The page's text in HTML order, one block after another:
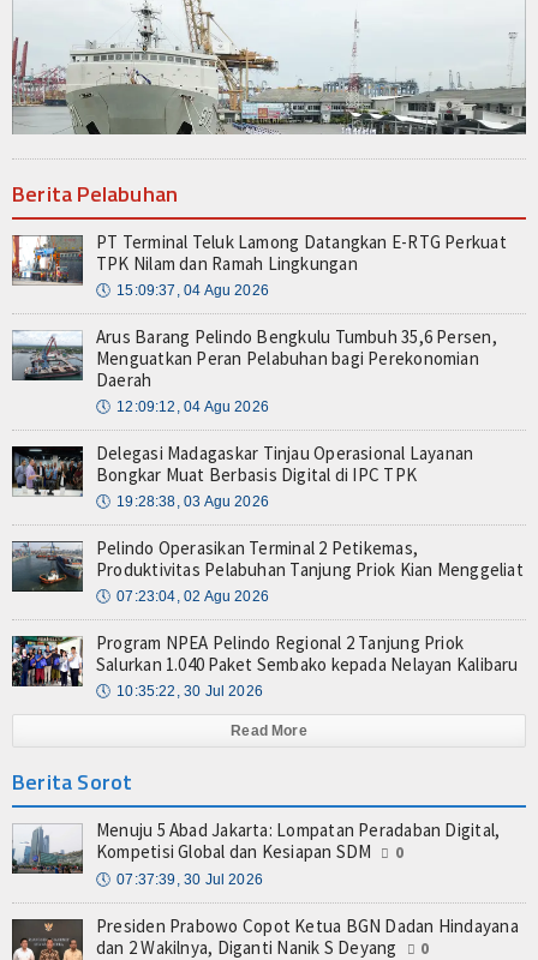
Berita Pelabuhan
PT Terminal Teluk Lamong Datangkan E-RTG Perkuat
TPK Nilam dan Ramah Lingkungan
🕔 15:09:37, 04 Agu 2026
Arus Barang Pelindo Bengkulu Tumbuh 35,6 Persen,
Menguatkan Peran Pelabuhan bagi Perekonomian
Daerah
🕔 12:09:12, 04 Agu 2026
Delegasi Madagaskar Tinjau Operasional Layanan
Bongkar Muat Berbasis Digital di IPC TPK
🕔 19:28:38, 03 Agu 2026
Pelindo Operasikan Terminal 2 Petikemas,
Produktivitas Pelabuhan Tanjung Priok Kian Menggeliat
🕔 07:23:04, 02 Agu 2026
Program NPEA Pelindo Regional 2 Tanjung Priok
Salurkan 1.040 Paket Sembako kepada Nelayan Kalibaru
🕔 10:35:22, 30 Jul 2026
Read More
Berita Sorot
Menuju 5 Abad Jakarta: Lompatan Peradaban Digital,
Kompetisi Global dan Kesiapan SDM
0
🕔 07:37:39, 30 Jul 2026
Presiden Prabowo Copot Ketua BGN Dadan Hindayana
dan 2 Wakilnya, Diganti Nanik S Deyang
0